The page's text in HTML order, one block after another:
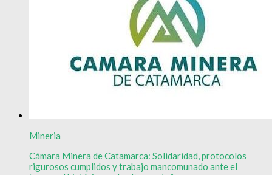
Mineria
Cámara Minera de Catamarca: Solidaridad, protocolos
rigurosos cumplidos y trabajo mancomunado ante el